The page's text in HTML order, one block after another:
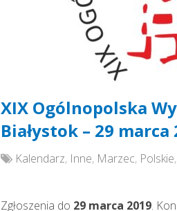
XIX Ogólnopolska
Białystok – 29 marca
Kalendarz, Inne, Marzec, Polskie,
Zgłoszenia do 29 marca 2019.